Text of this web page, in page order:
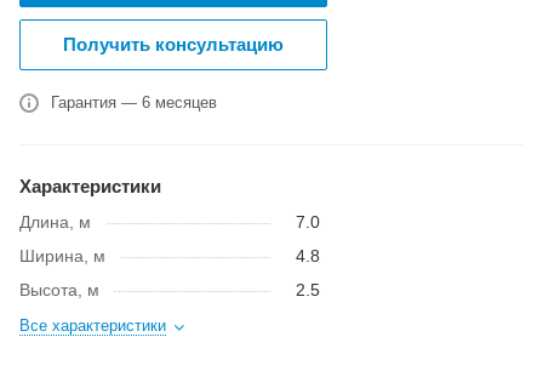
Получить консультацию
Гарантия — 6 месяцев
Характеристики
Длина, м
7.0
Ширина, м
4.8
Высота, м
2.5
Все характеристики